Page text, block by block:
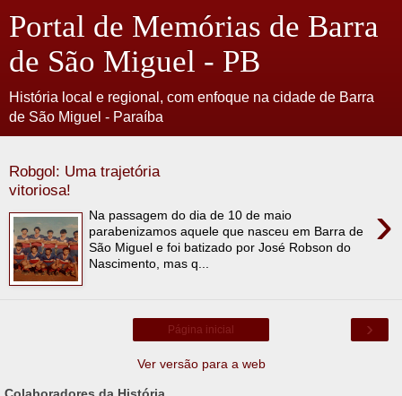
Portal de Memórias de Barra
de São Miguel - PB
História local e regional, com enfoque na cidade de Barra
de São Miguel - Paraíba
Robgol: Uma trajetória
vitoriosa!
›
Na passagem do dia de 10 de maio
parabenizamos aquele que nasceu em Barra de
São Miguel e foi batizado por José Robson do
Nascimento, mas q...
›
Página inicial
Ver versão para a web